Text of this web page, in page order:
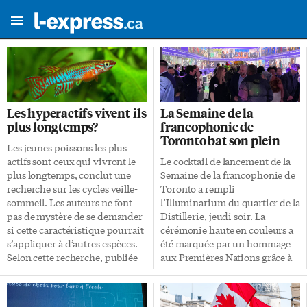
Les hyperactifs vivent-ils
plus longtemps?
Les jeunes poissons les plus
actifs sont ceux qui vivront le
plus longtemps, conclut une
recherche sur les cycles veille-
sommeil. Les auteurs ne font
pas de mystère de se demander
si cette caractéristique pourrait
s’appliquer à d’autres espèces.
Selon cette recherche, publiée
des différences de
comportements chez les
La Semaine de la
francophonie de
Toronto bat son plein
Le cocktail de lancement de la
Semaine de la francophonie de
Toronto a rempli
l’Illuminarium du quartier de la
Distillerie, jeudi soir. La
cérémonie haute en couleurs a
été marquée par un hommage
aux Premières Nations grâce à
chanteurs et tambours de Black
Bull Moose, à l’initiative du